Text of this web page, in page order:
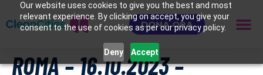
Our website uses cookies to give you the best and most
relevant experience. By clicking on accept, you give your
consent to the use of cookies as per our privacy policy.
Deny Accept
DONA ORA
ROMA – 16.10.2023 –